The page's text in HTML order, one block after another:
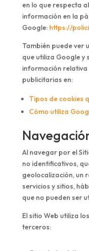
en lo que respecta
información en la
Google: https://
También puede ver
que utiliza Google
información relativa
publicitarias en:
Tipos de cookies
Cómo utiliza
Al navegar por el
no identificativos,
geolocalización, un
servicios y sitios,
que no pueden ser
El sitio Web utiliza
terceros: